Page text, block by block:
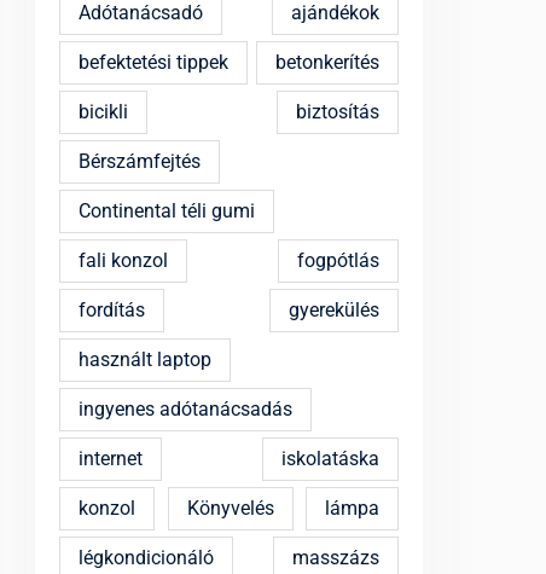
Adótanácsadó ajándékok
befektetési tippek betonkerítés
bicikli biztosítás
Bérszámfejtés
Continental téli gumi
fali konzol fogpótlás
fordítás gyerekülés
használt laptop
ingyenes adótanácsadás
internet iskolatáska
konzol Könyvelés lámpa
légkondicionáló masszázs